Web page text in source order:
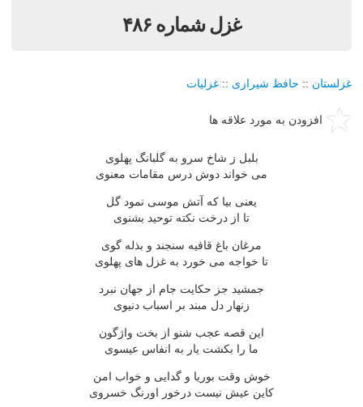
غزل شماره ۴۸۶
غزلستان :: حافظ شیرازی :: غزلیات
افزودن به مورد علاقه ها
بلبل ز شاخ سرو به گلبانگ پهلوی
می خواند دوش درس مقامات معنوی
یعنی بیا که آتش موسی نمود گل
تا از درخت نکته توحید بشنوی
مرغان باغ قافیه سنجند و بذله گوی
تا خواجه می خورد به غزل های پهلوی
جمشید جز حکایت جام از جهان نبرد
زنهار دل مبند بر اسباب دنیوی
این قصه عجب شنو از بخت واژگون
ما را بکشت یار به انفاس عیسوی
خوش وقت بوریا و گدایی و خواب امن
کاین عیش نیست درخور اورنگ خسروی